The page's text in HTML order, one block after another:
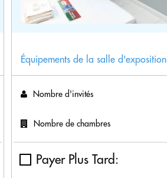
Équipements de la salle d'exposition
Nombre d'invités
Nombre de chambres
Payer Plus Tard: